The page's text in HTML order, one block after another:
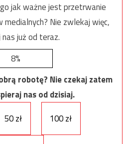
jak ważne jest przetrwanie
medialnych? Nie zwlekaj więc,
już od teraz.
8%
robotę? Nie czekaj zatem
nas od dzisiaj.
50 zł 100 zł